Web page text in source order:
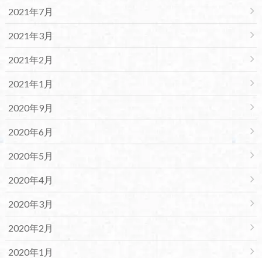
2021年7月
2021年3月
2021年2月
2021年1月
2020年9月
2020年6月
2020年5月
2020年4月
2020年3月
2020年2月
2020年1月